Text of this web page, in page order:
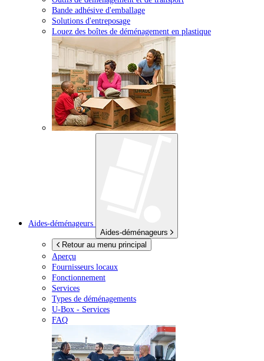
Bande adhésive d'emballage
Solutions d'entreposage
Louez des boîtes de déménagement en plastique
Aides-déménageurs
Aides-déménageurs
Retour au menu principal
Aperçu
Fournisseurs locaux
Fonctionnement
Services
Types de déménagements
U-Box - Services
FAQ